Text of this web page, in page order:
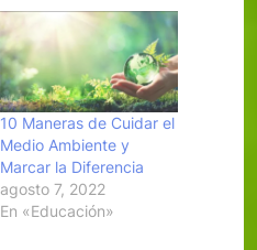
10 Maneras de Cuidar el
Medio Ambiente y
Marcar la Diferencia
agosto 7, 2022
En «Educación»